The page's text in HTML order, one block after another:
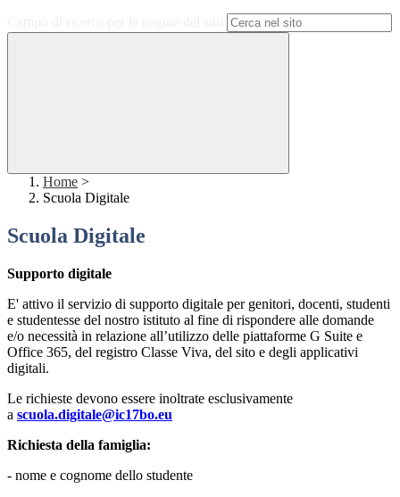
Campo di ricerca per le pagine del sito
Home >
Scuola Digitale
Scuola Digitale
Supporto digitale
E' attivo il servizio di supporto digitale per genitori, docenti, studenti
e studentesse del nostro istituto al fine di rispondere alle domande
e/o necessità in relazione all’utilizzo delle piattaforme G Suite e
Office 365, del registro Classe Viva, del sito e degli applicativi
digitali.
Le richieste devono essere inoltrate esclusivamente
a scuola.digitale@ic17bo.eu
Richiesta della famiglia:
- nome e cognome dello studente